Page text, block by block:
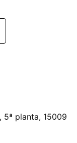
5ª planta, 15009